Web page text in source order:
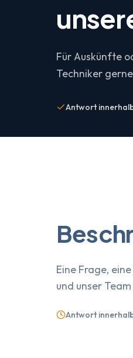
Für Auskünfte
Techniker
Antwort
Eine Frage,
und unser
Antwort